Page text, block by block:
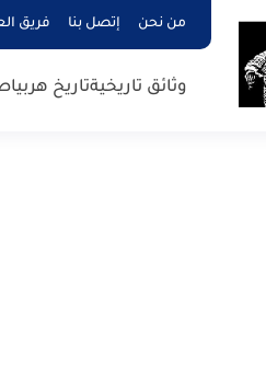
من نحن إتصل بنا فريق
وثائق تاريخيةتاريخ هربيا